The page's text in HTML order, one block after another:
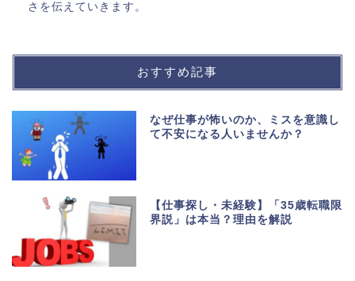
さを伝えていきます。
おすすめ記事
なぜ仕事が怖いのか、ミスを意識し
て不安になる人いませんか？
【仕事探し・未経験】「35歳転職限
界説」は本当？理由を解説